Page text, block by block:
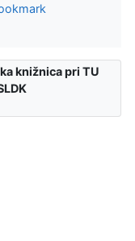
knižnica pri TU